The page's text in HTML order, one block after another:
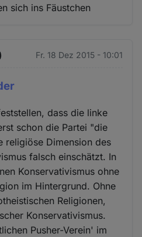
sich ins Fäustchen
Fr. 18 Dez 2015 - 10:01
dass die linke
schon die Partei "die
religiöse Dimension des
falsch einschätzt. In
Konservativismus ohne
im Hintergrund. Ohne
Religionen,
Konservativismus.
Pusher-Verein' im